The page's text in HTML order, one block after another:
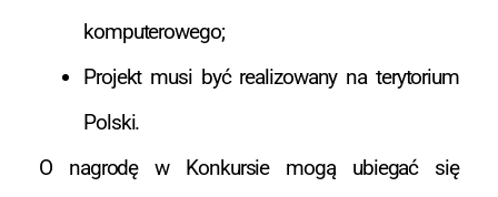
komputerowego;
Projekt musi być realizowany na terytorium
Polski.
O nagrodę w Konkursie mogą ubiegać się